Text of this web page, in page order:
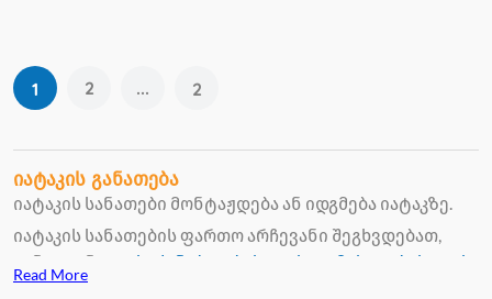
1 2 ... 2
იატაკის განათება
იატაკის სანათები მონტაჟდება ან იდგმება იატაკზე.
იატაკის სანათების ფართო არჩევანი შეგხვდებათ,
განკუთვნილი საძინებლებისთვის მისაღებისთვის
დახვეწილი დიზაინის სანათები სრულყოფილ სურათს
Read More